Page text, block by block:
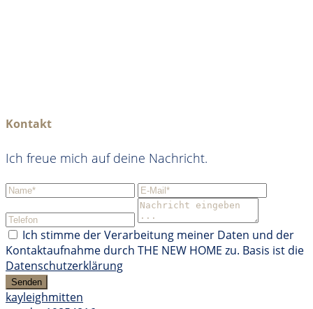
Kontakt
Ich freue mich auf deine Nachricht.
Ich stimme der Verarbeitung meiner Daten und der
Kontaktaufnahme durch THE NEW HOME zu. Basis ist die
Datenschutzerklärung
Senden
kayleighmitten